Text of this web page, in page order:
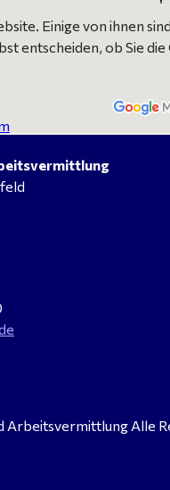
Arbeitsvermittlung Alle
Einige von ihnen
entscheiden, ob Sie